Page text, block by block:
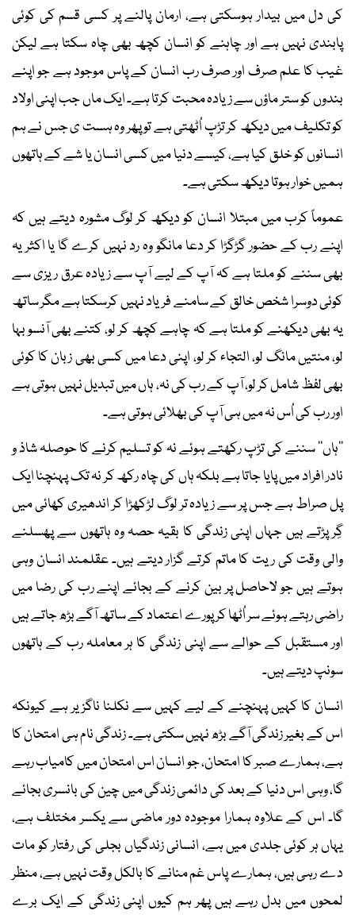
کی دل میں بیدار ہوسکتی ہے، ارمان پالنے پر کسی قسم کی کوئی
پابندی نہیں ہے اور چاہنے کو انسان کچھ بھی چاہ سکتا ہے لیکن
غیب کا علم صرف اور صرف رب انسان کے پاس موجود ہے جو اپنے
بندوں کو ستر ماؤں سے زیادہ محبت کرتا ہے۔ ایک ماں جب اپنی اولاد
کو تکلیف میں دیکھ کر تڑپ اُٹھتی ہے تو پھر وہ ہست ی جس نے ہم
انسانوں کو خلق کیا ہے، کیسے دنیا میں کسی انسان یا شے کے ہاتھوں
ہمیں خوار ہوتا دیکھ سکتی ہے۔
عموماً کرب میں مبتلا انسان کو دیکھ کر لوگ مشورہ دیتے ہیں کہ
اپنے رب کے حضور گڑگڑا کر دعا مانگو وہ رد نہیں کرے گا یا اکثر یہ
بھی سننے کو ملتا ہے کہ آپ کے لیے آپ سے زیادہ عرق ریزی سے
کوئی دوسرا شخص خالق کے سامنے فریاد نہیں کرسکتا ہے مگر ساتھ
یہ بھی دیکھنے کو ملتا ہے کہ چاہے کچھ کر لو، کتنے بھی آنسو بہا
لو، منتیں مانگ لو، التجاء کر لو، اپنی دعا میں کسی بھی زبان کا کوئی
بھی لفظ شامل کر لو، آپ کے رب کی نہ، ہاں میں تبدیل نہیں ہوتی ہے
اور رب کی اُس نہ میں ہی آپ کی بھلائی ہوتی ہے۔
’’ہاں‘‘ سننے کی تڑپ رکھتے ہوئے نہ کو تسلیم کرنے کا حوصلہ شاذ و
نادر افراد میں پایا جاتا ہے بلکہ ہاں کی چاہ رکھ کر نہ تک پہنچنا ایک
پل صراط ہے جس پر سے زیادہ تر لوگ لڑکھڑا کر اندھیری کھائی میں
گِر پڑتے ہیں جہاں اپنی زندگی کا بقیہ حصہ وہ ہاتھوں سے پھسلنے
والی وقت کی ریت کا ماتم کرتے گزار دیتے ہیں۔ عقلمند انسان وہی
ہوتے ہیں جو لاحاصل پر بین کرنے کے بجائے اپنے رب کی رضا میں
راضی رہتے ہوئے سر اُٹھا کر پورے اعتماد کے ساتھ آگے بڑھ جاتے ہیں
اور مستقبل کے حوالے سے اپنی زندگی کا ہر معاملہ رب کے ہاتھوں
سونپ دیتے ہیں۔
انسان کا کہیں پہنچنے کے لیے کہیں سے نکلنا ناگزیر ہے کیونکہ
اس کے بغیر زندگی آگے بڑھ نہیں سکتی ہے۔ زندگی نام ہی امتحان کا
ہے، ہمارے صبر کا امتحان، جو انسان اس امتحان میں کامیاب رہے
گا، وہی اس دنیا کے بعد کی دائمی زندگی میں چین کی بانسری بجائے
گا۔ اس کے علاوہ ہمارا موجودہ دور ماضی سے یکسر مختلف ہے،
یہاں ہر کوئی جلدی میں ہے، انسانی زندگیاں بجلی کی رفتار کو مات
دے رہی ہیں، ہمارے پاس غم منانے کا بالکل وقت نہیں ہے، منظر
لمحوں میں بدل رہے ہیں پھر ہم کیوں اپنی زندگی کے ایک برے